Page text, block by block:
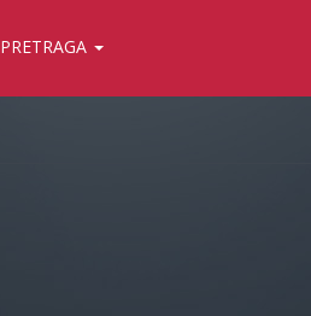
PRETRAGA